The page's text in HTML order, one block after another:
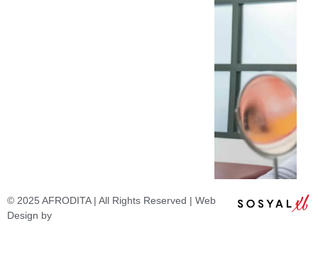
© 2025 AFRODITA | All Rights Reserved | Web
Design by